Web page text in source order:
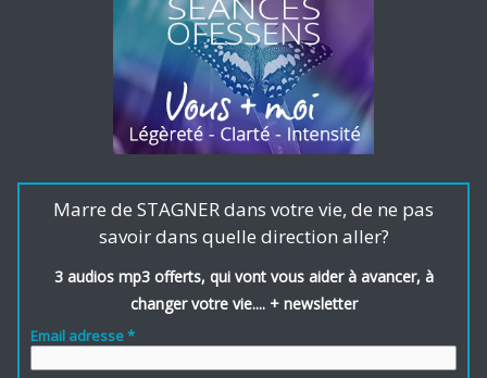
Marre de STAGNER dans votre vie, de ne pas
savoir dans quelle direction aller?
3 audios mp3 offerts, qui vont vous aider à avancer, à
changer votre vie.... + newsletter
Email adresse *